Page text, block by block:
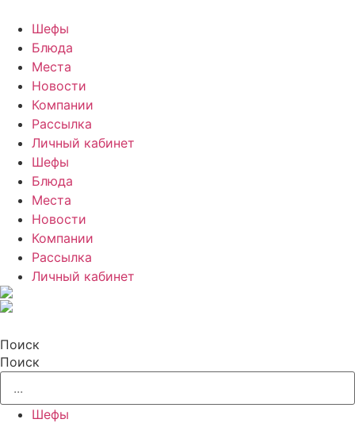
Шефы
Блюда
Места
Новости
Компании
Рассылка
Личный кабинет
Шефы
Блюда
Места
Новости
Компании
Рассылка
Личный кабинет
Поиск
Поиск
Шефы